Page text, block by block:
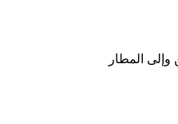
المطار